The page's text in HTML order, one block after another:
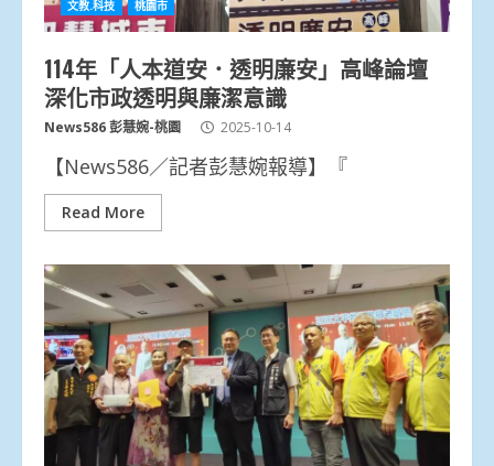
文教.科技 桃園市
114年「人本道安．透明廉安」高峰論壇
深化市政透明與廉潔意識
News586 彭慧婉-桃園 2025-10-14
【News586／記者彭慧婉報導】『
Read More